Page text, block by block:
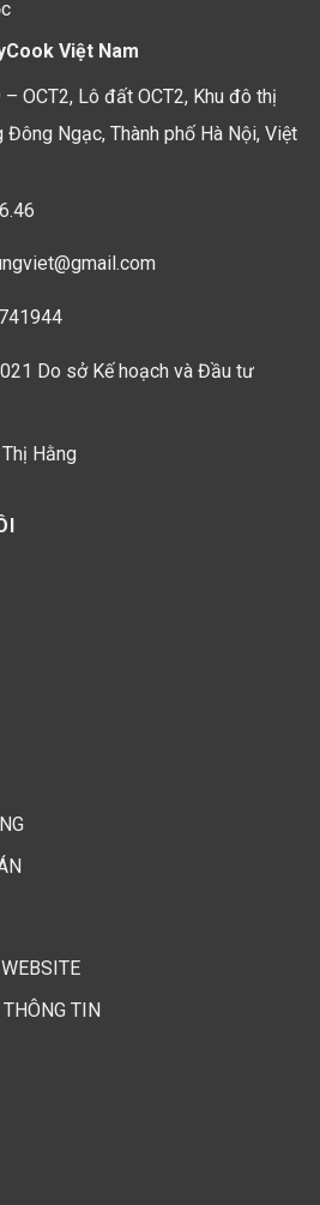
Việt Nam
OCT2, Lô đất OCT2, Khu đô thị
Đông Ngạc, Thành phố Hà Nội, Việt
Do sở Kế hoạch và Đầu tư
Hằng
TIN